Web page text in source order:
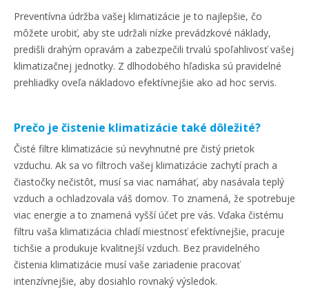
Preventívna údržba vašej klimatizácie je to najlepšie, čo
môžete urobiť, aby ste udržali nízke prevádzkové náklady,
predišli drahým opravám a zabezpečili trvalú spoľahlivosť vašej
klimatizačnej jednotky. Z dlhodobého hľadiska sú pravidelné
prehliadky oveľa nákladovo efektívnejšie ako ad hoc servis.
Prečo je čistenie klimatizácie také dôležité?
Čisté filtre klimatizácie sú nevyhnutné pre čistý prietok
vzduchu. Ak sa vo filtroch vašej klimatizácie zachytí prach a
čiastočky nečistôt, musí sa viac namáhať, aby nasávala teplý
vzduch a ochladzovala váš domov. To znamená, že spotrebuje
viac energie a to znamená vyšší účet pre vás. Vďaka čistému
filtru vaša klimatizácia chladí miestnosť efektívnejšie, pracuje
tichšie a produkuje kvalitnejší vzduch. Bez pravidelného
čistenia klimatizácie musí vaše zariadenie pracovať
intenzívnejšie, aby dosiahlo rovnaký výsledok.